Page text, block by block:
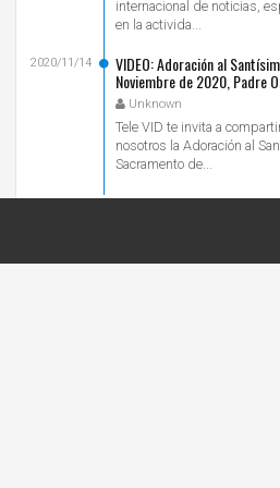
internacional de noticias,
en la activida...
VIDEO: Adoración al
Noviembre de 2020, Padre
- Tele VID
Unknown
2020/11/14
Tele VID te invita a
nosotros la Adoración al
Sacramento de...